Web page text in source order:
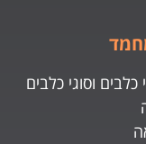
וסוגי כלבים